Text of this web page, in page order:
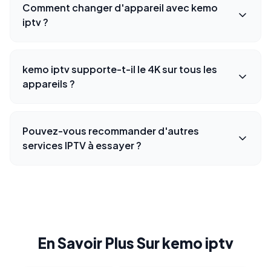
Comment changer d'appareil avec kemo
iptv ?
kemo iptv supporte-t-il le 4K sur tous les
appareils ?
Pouvez-vous recommander d'autres
services IPTV à essayer ?
En Savoir Plus Sur kemo iptv